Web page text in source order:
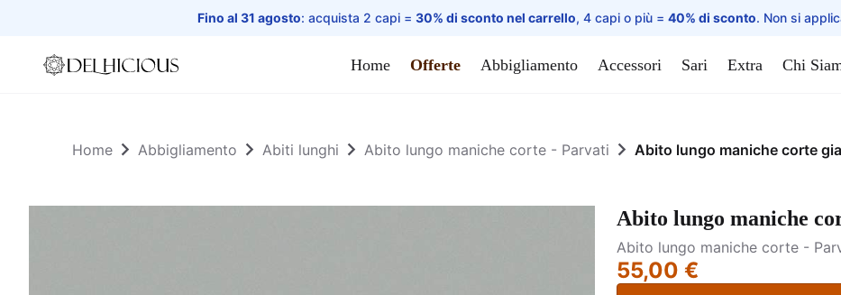
Fino al 31 agosto: acquista 2 capi = 30% di sconto nel carrello, 4 capi o più = 40% di sconto. Non si
Home
Home Offerte Abbigliamento Accessori Sari Extra Chi
Home Abbigliamento Abiti lunghi Abito lungo maniche corte - Parvati Abito lungo maniche corte
Abito lungo maniche
Abito lungo maniche corte -
55,00 €